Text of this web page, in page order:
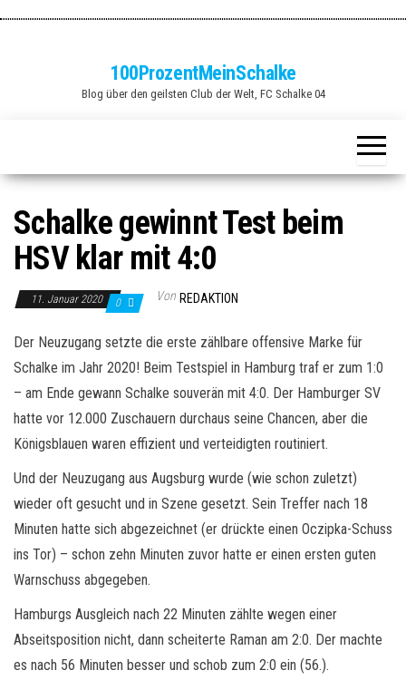
100ProzentMeinSchalke
Blog über den geilsten Club der Welt, FC Schalke 04
Schalke gewinnt Test beim
HSV klar mit 4:0
11. Januar 2020 0 Von REDAKTION
Der Neuzugang setzte die erste zählbare offensive Marke für
Schalke im Jahr 2020! Beim Testspiel in Hamburg traf er zum 1:0
– am Ende gewann Schalke souverän mit 4:0. Der Hamburger SV
hatte vor 12.000 Zuschauern durchaus seine Chancen, aber die
Königsblauen waren effizient und verteidigten routiniert.
Und der Neuzugang aus Augsburg wurde (wie schon zuletzt)
wieder oft gesucht und in Szene gesetzt. Sein Treffer nach 18
Minuten hatte sich abgezeichnet (er drückte einen Oczipka-Schuss
ins Tor) – schon zehn Minuten zuvor hatte er einen ersten guten
Warnschuss abgegeben.
Hamburgs Ausgleich nach 22 Minuten zählte wegen einer
Abseitsposition nicht, dann scheiterte Raman am 2:0. Der machte
es nach 56 Minuten besser und schob zum 2:0 ein (56.).